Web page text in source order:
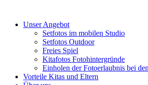
Unser Angebot
Setfotos im mobilen Studio
Setfotos Outdoor
Freies Spiel
Kitafotos Fotohintergründe
Einholen der Fotoerlaubnis bei
Vorteile Kitas und Eltern